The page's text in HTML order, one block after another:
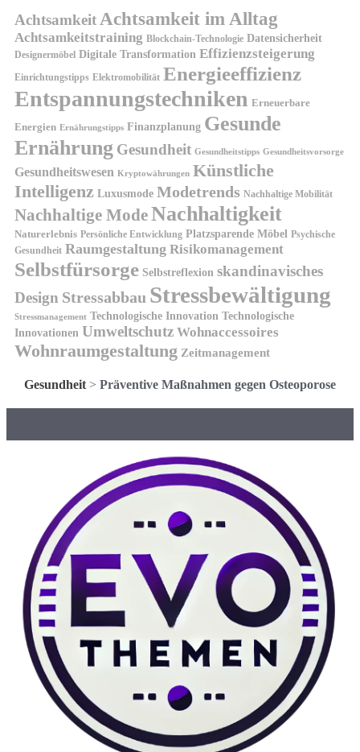
AchtsamkeitAchtsamkeit im Alltag
Achtsamkeitstraining Blockchain-Technologie Datensicherheit
Designermöbel Digitale Transformation Effizienzsteigerung
Einrichtungstipps Elektromobilität Energieeffizienz
Entspannungstechniken Erneuerbare
Energien Ernährungstipps Finanzplanung Gesunde
Ernährung Gesundheit Gesundheitstipps Gesundheitsvorsorge
Gesundheitswesen Kryptowährungen Künstliche
Intelligenz Luxusmode Modetrends Nachhaltige Mobilität
Nachhaltige ModeNachhaltigkeit
Naturerlebnis Persönliche Entwicklung Platzsparende Möbel Psychische
Gesundheit Raumgestaltung Risikomanagement
Selbstfürsorge Selbstreflexion skandinavisches
Design Stressabbau Stressbewältigung
Stressmanagement Technologische Innovation Technologische
Innovationen Umweltschutz Wohnaccessoires
Wohnraumgestaltung Zeitmanagement
Gesundheit > Präventive Maßnahmen gegen Osteoporose